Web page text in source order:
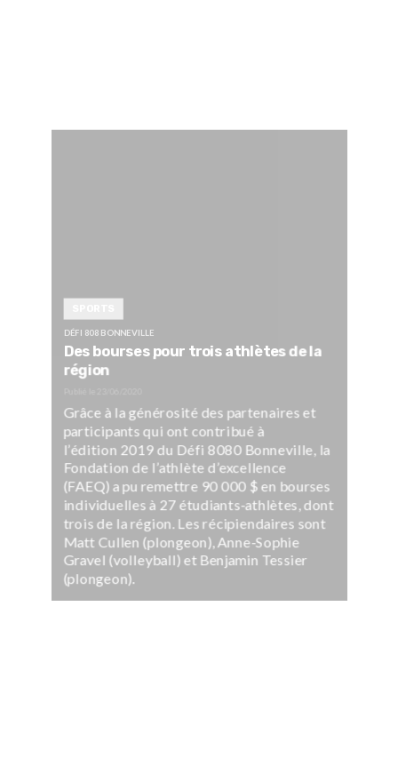
DÉFI 808 BONNEVILLE
Des bourses pour trois athlètes de la
région
Grâce à la générosité des partenaires et
participants qui ont contribué à
l’édition 2019 du Défi 8080 Bonneville, la
Fondation de l’athlète d’excellence
(FAEQ) a pu remettre 90 000 $ en bourses
individuelles à 27 étudiants-athlètes, dont
trois de la région. Les récipiendaires sont
Matt Cullen (plongeon), Anne-Sophie
Gravel (volleyball) et Benjamin Tessier
(plongeon).